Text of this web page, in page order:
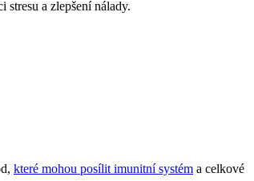
a zlepšení nálady.
které mohou posílit imunitní systém a celkové